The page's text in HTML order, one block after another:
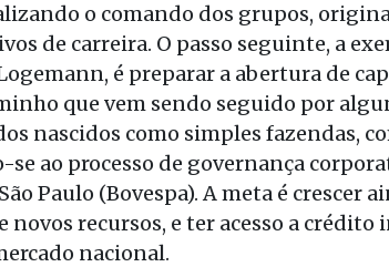
o comando dos grupos,
de carreira. O passo seguinte, a
é preparar a abertura de
que vem sendo seguido por
nascidos como simples fazendas,
se ao processo de governança
Paulo (Bovespa). A meta é crescer
novos recursos, e ter acesso a
nacional.